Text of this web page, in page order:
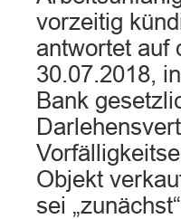
vorzeitig
antwortet auf
30.07.2018,
Bank
Objekt
sei